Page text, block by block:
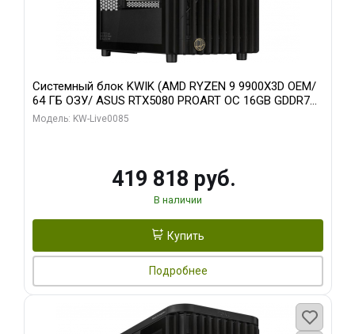
Системный блок KWIK (AMD RYZEN 9 9900X3D OEM/
64 ГБ ОЗУ/ ASUS RTX5080 PROART OC 16GB GDDR7
256bit Type-C DP 2/ 960 ГБ SSD)
Модель: KW-Live0085
419 818 руб.
В наличии
Купить
Подробнее